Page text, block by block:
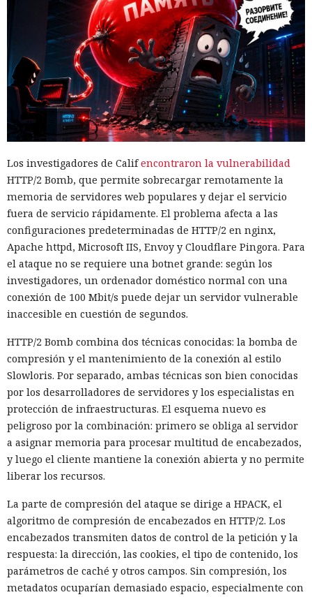
Los investigadores de Califencontraron la vulnerabilidad
HTTP/2 Bomb, que permite sobrecargar remotamente la
memoria de servidores web populares y dejar el servicio
fuera de servicio rápidamente. El problema afecta a las
configuraciones predeterminadas de HTTP/2 en nginx,
Apache httpd, Microsoft IIS, Envoy y Cloudflare Pingora. Para
el ataque no se requiere una botnet grande: según los
investigadores, un ordenador doméstico normal con una
conexión de 100 Mbit/s puede dejar un servidor vulnerable
inaccesible en cuestión de segundos.
HTTP/2 Bomb combina dos técnicas conocidas: la bomba de
compresión y el mantenimiento de la conexión al estilo
Slowloris. Por separado, ambas técnicas son bien conocidas
por los desarrolladores de servidores y los especialistas en
protección de infraestructuras. El esquema nuevo es
peligroso por la combinación: primero se obliga al servidor
a asignar memoria para procesar multitud de encabezados,
y luego el cliente mantiene la conexión abierta y no permite
liberar los recursos.
La parte de compresión del ataque se dirige a HPACK, el
algoritmo de compresión de encabezados en HTTP/2. Los
encabezados transmiten datos de control de la petición y la
respuesta: la dirección, las cookies, el tipo de contenido, los
parámetros de caché y otros campos. Sin compresión, los
metadatos ocuparían demasiado espacio, especialmente con